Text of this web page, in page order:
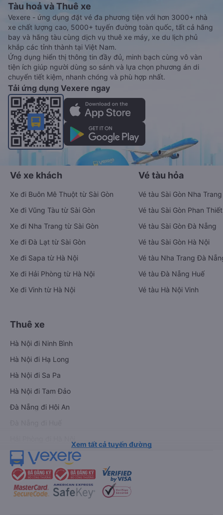
Tàu hoả và Thuê xe
Vexere - ứng dụng đặt vé đa phương tiện với hơn 3000+ nhà
xe chất lượng cao, 5000+ tuyến đường toàn quốc, tất cả hãng
bay và hãng tàu cùng dịch vụ thuê xe máy, xe du lịch phủ
khắp các tỉnh thành tại Việt Nam.
Ứng dụng hiển thị thông tin đầy đủ, minh bạch cùng vô vàn
tiện ích giúp người dùng so sánh và lựa chọn phương án di
chuyển tiết kiệm, nhanh chóng và phù hợp nhất.
Tải ứng dụng Vexere ngay
Vé xe khách
Xe đi Buôn Mê Thuột từ Sài Gòn
Xe đi Vũng Tàu từ Sài Gòn
Xe đi Nha Trang từ Sài Gòn
Xe đi Đà Lạt từ Sài Gòn
Xe đi Sapa từ Hà Nội
Xe đi Hải Phòng từ Hà Nội
Xe đi Vinh từ Hà Nội
Vé tàu hỏa
Vé tàu Sài Gòn Nha Trang
Vé tàu Sài Gòn Phan Thiết
Vé tàu Sài Gòn Đà Nẵng
Vé tàu Sài Gòn Hà Nội
Vé tàu Nha Trang Đà
Vé tàu Đà Nẵng Huế
Vé tàu Hà Nội Vinh
Thuê xe
Hà Nội đi Ninh Bình
Hà Nội đi Hạ Long
Hà Nội đi Sa Pa
Hà Nội đi Tam Đảo
Đà Nẵng đi Hội An
Xem tất cả tuyến đường